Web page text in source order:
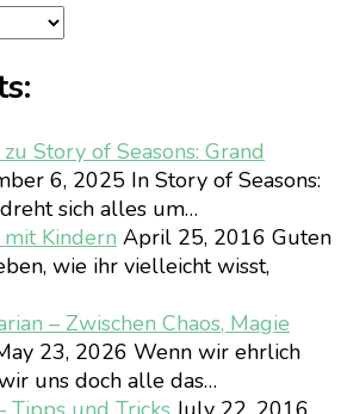
Story of Seasons: Grand
6, 2025 In Story of Seasons:
sich alles um…
Kindern April 25, 2016 Guten
wie ihr vielleicht wisst,
– Zwischen Chaos, Magie
23, 2026 Wenn wir ehrlich
uns doch alle das…